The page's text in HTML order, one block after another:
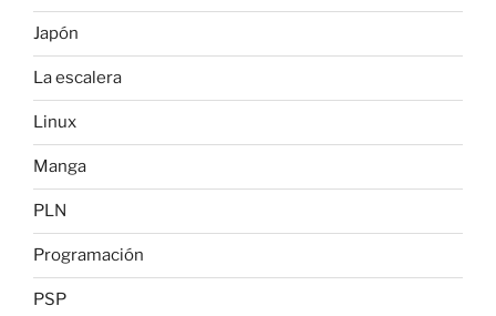
Japón
La escalera
Linux
Manga
PLN
Programación
PSP